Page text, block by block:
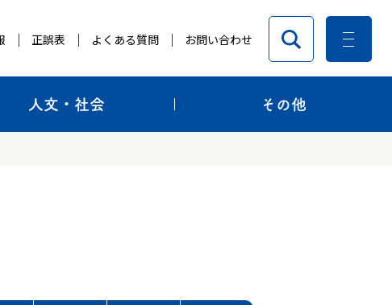
正誤表 よくある質問 お問い合わせ
人文・社会 その他